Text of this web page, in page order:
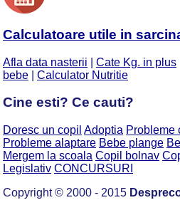
Calculatoare utile in
Afla data nasterii Cate Kg. in plus
bebe
Calculator Nutritie
Cine esti? Ce cauti?
Doresc un copil Adoptia Probleme
Probleme alaptare Bebe plange
Mergem la scoala Copil bolnav
Legislativ CONCURSURI
Copyright © 2000 - 2015